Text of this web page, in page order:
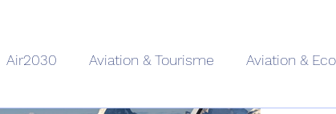
Air2030 Aviation & Tourisme Aviation &